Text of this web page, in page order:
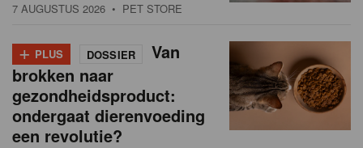
7 AUGUSTUS 2026 • PET STORE
+ PLUS DOSSIER
Van
brokken naar
gezondheidsproduct:
ondergaat dierenvoeding
een revolutie?